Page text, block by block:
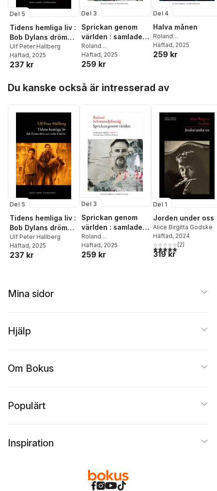
,Anne Marie
Têtevide
Del 5
Tidens hemliga liv :
Bob Dylans dröm
och andra historier
Ulf Peter Hallberg
Häftad, 2025
237 kr
Del 3
Sprickan genom
världen : samlade
pjäser 1
Roland
Schimmelpfennig
Häftad, 2025
259 kr
Del 4
Halva månen
Roland
Schimmelpfennig
Häftad, 2025
259 kr
Du kanske också är intresserad av
Del 5
Tidens hemliga liv :
Bob Dylans dröm
och andra historier
Ulf Peter Hallberg
Häftad, 2025
237 kr
Del 3
Sprickan genom
världen : samlade
pjäser 1
Roland
Schimmelpfennig
Häftad, 2025
259 kr
Del 1
Jorden under oss
Alice Birgitta Godske
Häftad, 2024
5,0utav 5 stjärnor.
(2)
319 kr
Mina sidor
Hjälp
Om Bokus
Populärt
Inspiration